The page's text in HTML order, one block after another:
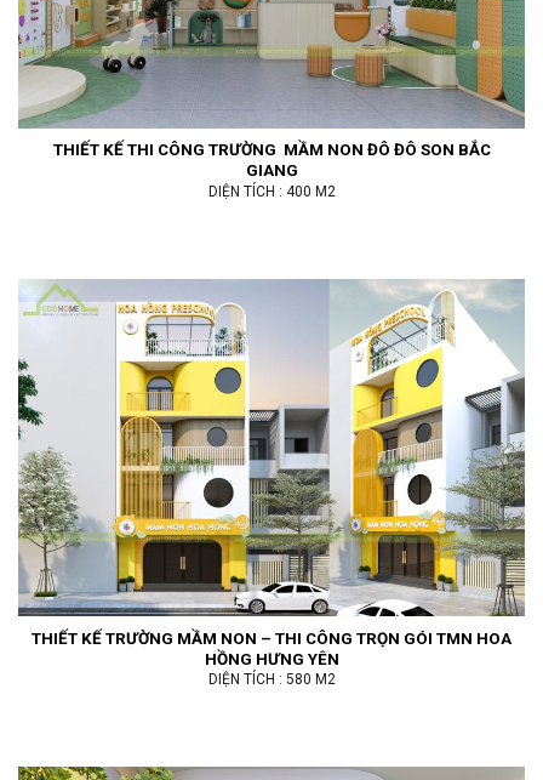
THIẾT KẾ THI CÔNG TRƯỜNG MẦM NON ĐÔ ĐÔ SON BẮC
GIANG
DIỆN TÍCH : 400 M2
THIẾT KẾ TRƯỜNG MẦM NON – THI CÔNG TRỌN GÓI TMN HOA
HỒNG HƯNG YÊN
DIỆN TÍCH : 580 M2